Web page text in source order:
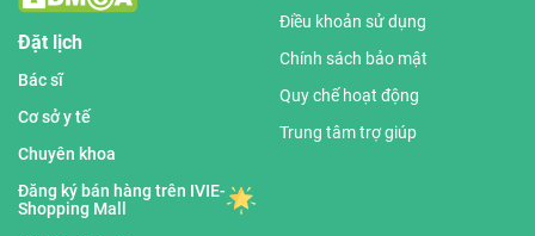
Đặt lịch
Bác sĩ
Cơ sở y tế
Chuyên khoa
Đăng ký bán hàng trên IVIE-
Shopping Mall
Điều khoản sử dụng
Chính sách bảo mật
Quy chế hoạt động
Trung tâm trợ giúp